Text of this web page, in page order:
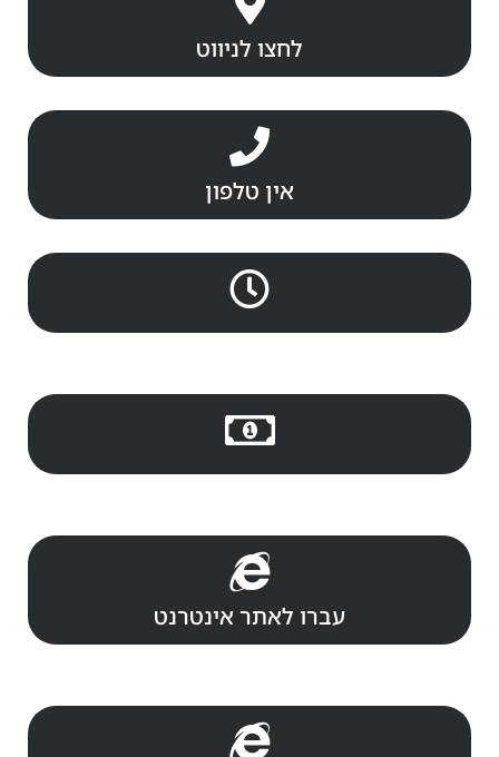
לחצו לניווט
אין טלפון
עברו לאתר אינטרנט